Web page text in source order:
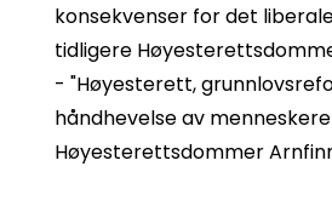
konsekvenser for det
tidligere
- "Høyesterett,
håndhevelse av
Høyesterettsdommer